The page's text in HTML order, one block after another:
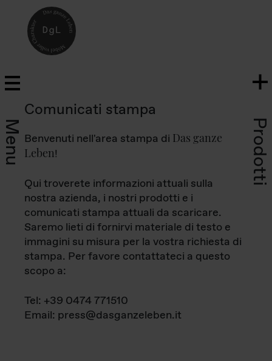
Menu Prodotti
Comunicati stampa
Benvenuti nell'area stampa di Das ganze
Leben!
Qui troverete informazioni attuali sulla
nostra azienda, i nostri prodotti e i
comunicati stampa attuali da scaricare.
Saremo lieti di fornirvi materiale di testo e
immagini su misura per la vostra richiesta di
stampa. Per favore contattateci a questo
scopo a:
Tel: +39 0474 771510
Email: press@dasganzeleben.it